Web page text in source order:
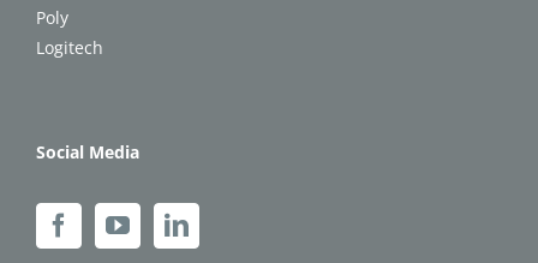
Poly
Logitech
Social Media